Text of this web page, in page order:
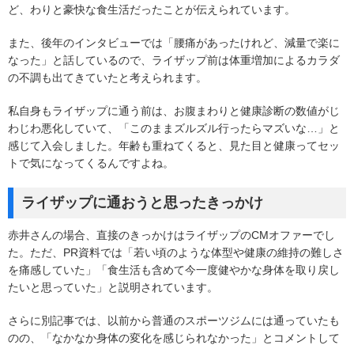
ど、わりと豪快な食生活だったことが伝えられています。
また、後年のインタビューでは「腰痛があったけれど、減量で楽に
なった」と話しているので、ライザップ前は体重増加によるカラダ
の不調も出てきていたと考えられます。
私自身もライザップに通う前は、お腹まわりと健康診断の数値がじ
わじわ悪化していて、「このままズルズル行ったらマズいな…」と
感じて入会しました。年齢も重ねてくると、見た目と健康ってセッ
トで気になってくるんですよね。
ライザップに通おうと思ったきっかけ
赤井さんの場合、直接のきっかけはライザップのCMオファーでし
た。ただ、PR資料では「若い頃のような体型や健康の維持の難しさ
を痛感していた」「食生活も含めて今一度健やかな身体を取り戻し
たいと思っていた」と説明されています。
さらに別記事では、以前から普通のスポーツジムには通っていたも
のの、「なかなか身体の変化を感じられなかった」とコメントして